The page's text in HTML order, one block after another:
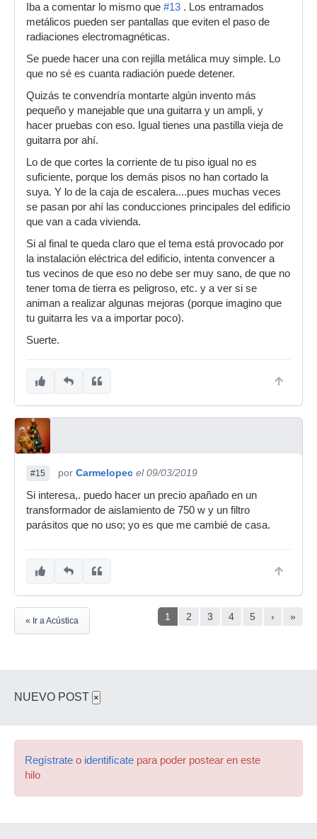
Iba a comentar lo mismo que #13 . Los entramados
metálicos pueden ser pantallas que eviten el paso de
radiaciones electromagnéticas.
Se puede hacer una con rejilla metálica muy simple. Lo
que no sé es cuanta radiación puede detener.
Quizás te convendría montarte algún invento más
pequeño y manejable que una guitarra y un ampli, y
hacer pruebas con eso. Igual tienes una pastilla vieja de
guitarra por ahí.
Lo de que cortes la corriente de tu piso igual no es
suficiente, porque los demás pisos no han cortado la
suya. Y lo de la caja de escalera....pues muchas veces
se pasan por ahí las conducciones principales del edificio
que van a cada vivienda.
Si al final te queda claro que el tema está provocado por
la instalación eléctrica del edificio, intenta convencer a
tus vecinos de que eso no debe ser muy sano, de que no
tener toma de tierra es peligroso, etc. y a ver si se
animan a realizar algunas mejoras (porque imagino que
tu guitarra les va a importar poco).
Suerte.
#15 por Carmelopec el 09/03/2019
Si interesa,. puedo hacer un precio apañado en un
transformador de aislamiento de 750 w y un filtro
parásitos que no uso; yo es que me cambié de casa.
1 2 3 4 5 › »
« Ir a Acústica
NUEVO POST ×
Regístrate o identifícate para poder postear en este
hilo